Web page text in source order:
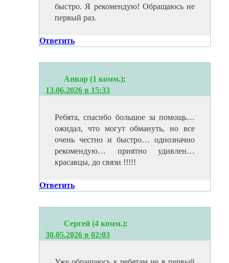
быстро. Я рекомендую! Обращаюсь не
первый раз.
Ответить
Анвар (1 комм.):
13.06.2026 в 15:33
Ребята, спасибо большое за помощь…
ожидал, что могут обмануть, но все
очень честно и быстро… однозначно
рекомендую… приятно удивлен…
красавцы, до связи !!!!!
Ответить
Сергей (4 комм.):
30.05.2026 в 02:03